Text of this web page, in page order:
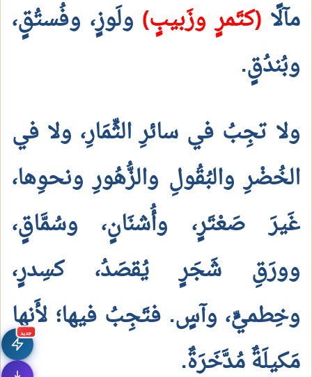
جديد
مآلًا (كتَمرٍ وزَبيبٍ) ولَوزٍ، وفُستُقٍ،
وبُندُقٍ.
ولا تجِبُ في سائرِ الثِّمَارِ، ولا في
الخُضْرِ والبُقُولِ والزُّهُورِ ونحوِها،
غَيرَ صَعْتَرٍ، وأُشنَانٍ، وسُمَّاقٍ،
وورَقِ شَجَرٍ يُقصَدُ، كسِدرٍ،
وخِطميٍّ، وآسٍ. فتَجِبُ فيها؛ لأَنها
مَكيلَةٌ مُدَّخَرَةٌ.